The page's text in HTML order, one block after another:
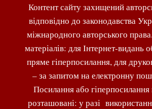
Контент сайту захищений
відповідно до законодавства
міжнародного авторського
матеріалів: для Інтернет-видань
пряме гіперпосилання, для
– за запитом на електронну
Посилання або
розташовані: у разі